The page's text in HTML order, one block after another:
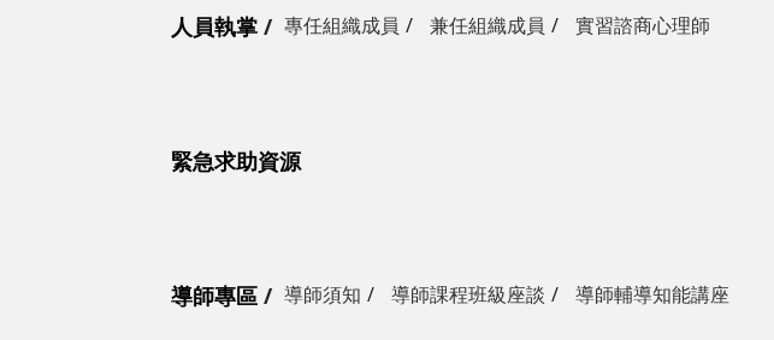
人員執掌 專任組織成員 兼任組織成員 實習諮商心理師
緊急求助資源
導師專區 導師須知 導師課程班級座談 導師輔導知能講座